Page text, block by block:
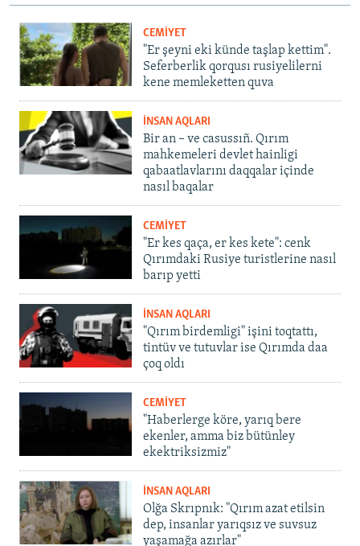
CEMİYET
"Er şeyni eki künde taşlap kettim".
Seferberlik qorqusı rusiyelilerni
kene memleketten quva
İNSAN AQLARI
Bir an – ve casussıñ. Qırım
mahkemeleri devlet hainligi
qabaatlavlarını daqqalar içinde
nasıl baqalar
CEMİYET
"Er kes qaça, er kes kete": cenk
Qırımdaki Rusiye turistlerine nasıl
barıp yetti
İNSAN AQLARI
"Qırım birdemligi" işini toqtattı,
tintüv ve tutuvlar ise Qırımda daa
çoq oldı
CEMİYET
"Haberlerge köre, yarıq bere
ekenler, amma biz bütünley
ekektriksizmiz"
İNSAN AQLARI
Olğa Skrıpnık: "Qırım azat etilsin
dep, insanlar yarıqsız ve suvsuz
yaşamağa azırlar"